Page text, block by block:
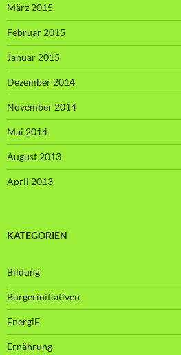
März 2015
Februar 2015
Januar 2015
Dezember 2014
November 2014
Mai 2014
August 2013
April 2013
KATEGORIEN
Bildung
Bürgerinitiativen
EnergiE
Ernährung